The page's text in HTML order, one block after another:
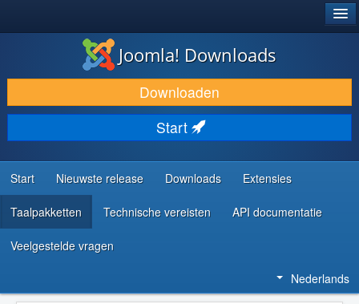
DOWNLOAD & BREID UIT
ONTDEK & LEER
COMMUNITY & ONDERSTEUNING
ONTWIKKELAARSBRONNEN
Joomla! Downloads
Downloaden
Start
Start Nieuwste release Downloads Extensies
Taalpakketten Technische vereisten API documentatie
Veelgestelde vragen
Nederlands